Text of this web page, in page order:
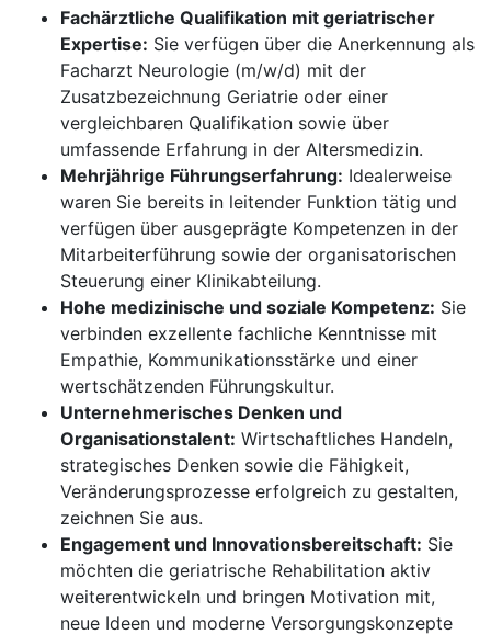
Fachärztliche Qualifikation mit geriatrischer
Expertise: Sie verfügen über die Anerkennung als
Facharzt Neurologie (m/w/d) mit der
Zusatzbezeichnung Geriatrie oder einer
vergleichbaren Qualifikation sowie über
umfassende Erfahrung in der Altersmedizin.
Mehrjährige Führungserfahrung: Idealerweise
waren Sie bereits in leitender Funktion tätig und
verfügen über ausgeprägte Kompetenzen in der
Mitarbeiterführung sowie der organisatorischen
Steuerung einer Klinikabteilung.
Hohe medizinische und soziale Kompetenz: Sie
verbinden exzellente fachliche Kenntnisse mit
Empathie, Kommunikationsstärke und einer
wertschätzenden Führungskultur.
Unternehmerisches Denken und
Organisationstalent: Wirtschaftliches Handeln,
strategisches Denken sowie die Fähigkeit,
Veränderungsprozesse erfolgreich zu gestalten,
zeichnen Sie aus.
Engagement und Innovationsbereitschaft: Sie
möchten die geriatrische Rehabilitation aktiv
weiterentwickeln und bringen Motivation mit,
neue Ideen und moderne Versorgungskonzepte